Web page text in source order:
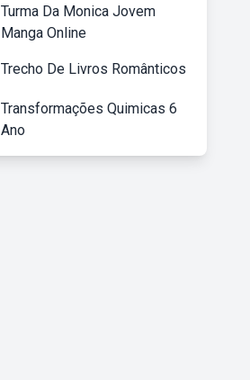
Turma Da Monica Jovem
Manga Online
Trecho De Livros Românticos
Transformações Quimicas 6
Ano